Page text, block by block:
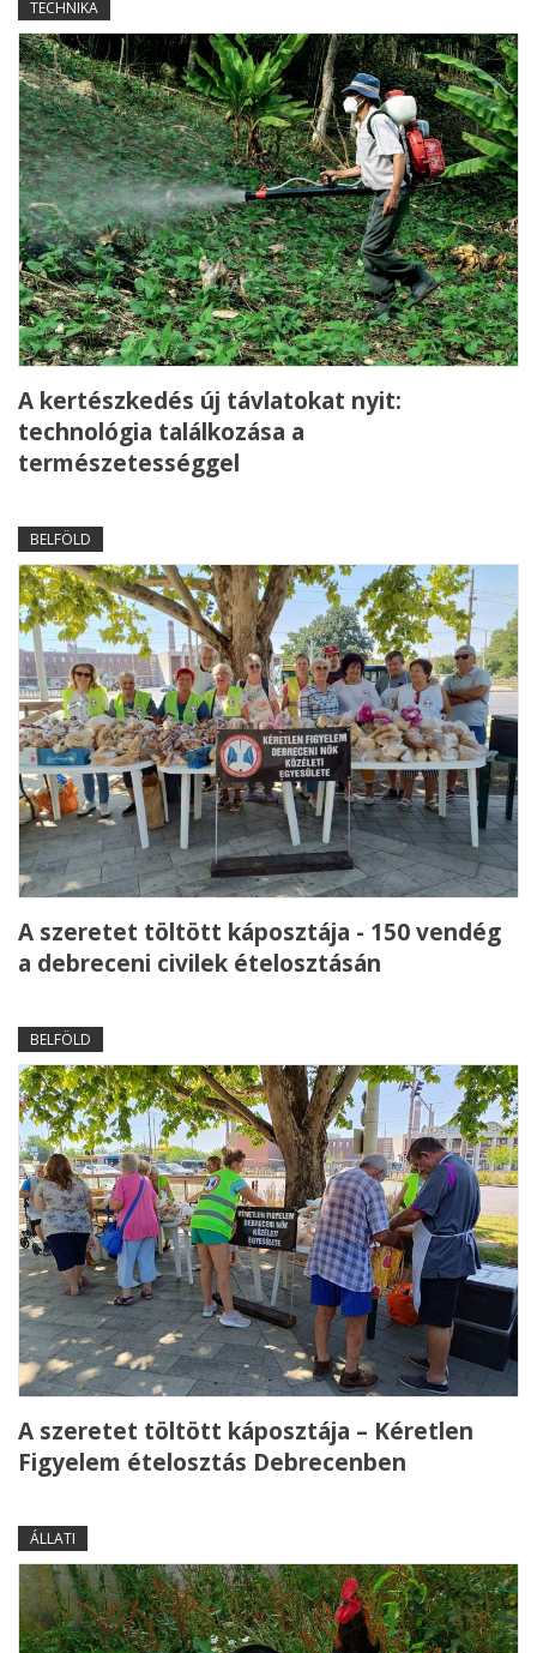
TECHNIKA
A kertészkedés új távlatokat nyit:
technológia találkozása a
természetességgel
BELFÖLD
A szeretet töltött káposztája - 150 vendég
a debreceni civilek ételosztásán
BELFÖLD
A szeretet töltött káposztája – Kéretlen
Figyelem ételosztás Debrecenben
ÁLLATI